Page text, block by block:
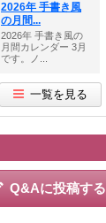
2026年 手書き風
の月間...
2026年 手書き風の
月間カレンダー 3月
です。ノ...
一覧を見る
Q&Aに投稿する